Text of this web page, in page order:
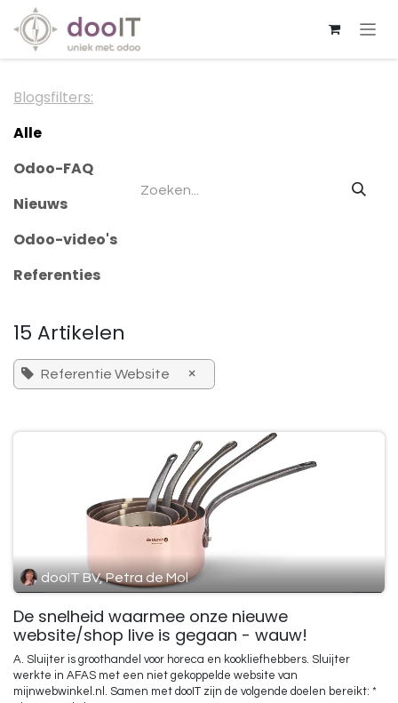
Overslaan naar inhoud
Blogsfilters:
Alle
Odoo-FAQ
Nieuws
Odoo-video's
Referenties
15 Artikelen
Referentie Website ×
dooIT BV, Petra de Mol
De snelheid waarmee onze nieuwe
website/shop live is gegaan - wauw!
A. Sluijter is groothandel voor horeca en kookliefhebbers. Sluijter
werkte in AFAS met een niet gekoppelde website van
mijnwebwinkel.nl. Samen met dooIT zijn de volgende doelen bereikt: *